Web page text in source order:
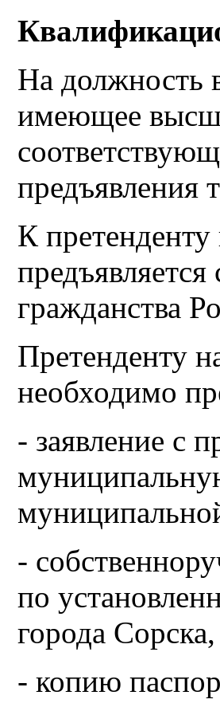
На должность
имеющее
предъявления
К
гражданства
Претенденту
необходимо
- заявление с
-
по
города
- копию